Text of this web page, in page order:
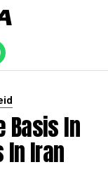
Basis In
In Iran